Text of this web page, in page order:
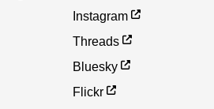
Instagram
Threads
Bluesky
Flickr